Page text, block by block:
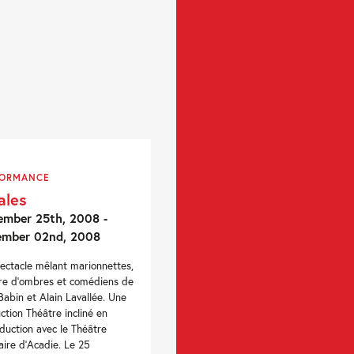
25th, 2008 -
02nd, 2008
mêlant marionnettes,
d'ombres et comédiens de
et Alain Lavallée. Une
Théâtre incliné en
avec le Théâtre
d'Acadie. Le 25